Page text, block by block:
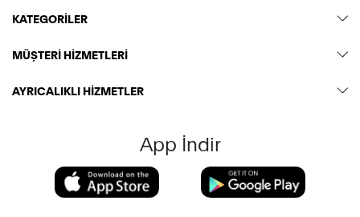
KATEGORİLER
MÜŞTERİ HİZMETLERİ
AYRICALIKLI HİZMETLER
App İndir